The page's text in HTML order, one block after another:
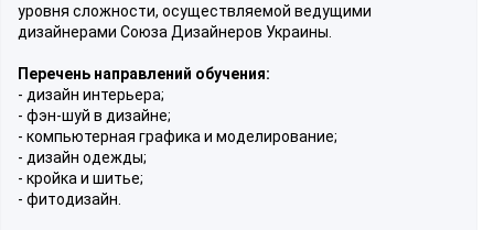
уровня сложности, осуществляемой ведущими
дизайнерами Союза Дизайнеров Украины.
Перечень направлений обучения:
- дизайн интерьера;
- фэн-шуй в дизайне;
- компьютерная графика и моделирование;
- дизайн одежды;
- кройка и шитье;
- фитодизайн.